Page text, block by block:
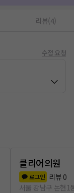
리뷰(4)
수정 요청
클리어의원
로그인 리뷰 0
서울 강남구 논현1